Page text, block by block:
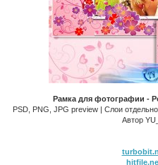
Рамка для фотографии -
PSD, PNG, JPG preview | Слои
Автор